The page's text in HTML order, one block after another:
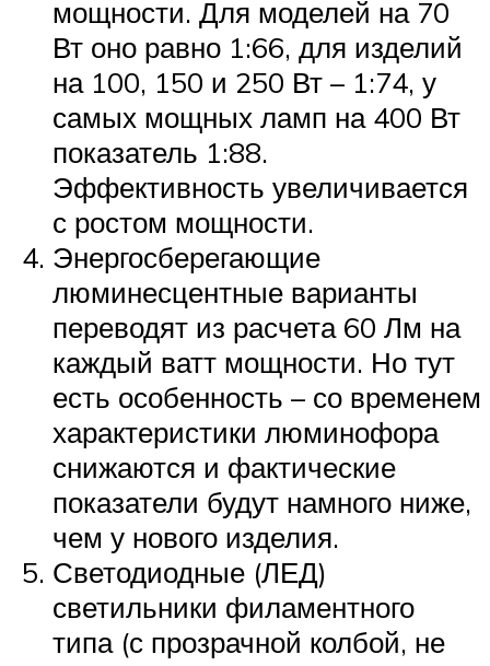
мощности. Для моделей на 70
Вт оно равно 1:66, для изделий
на 100, 150 и 250 Вт – 1:74, у
самых мощных ламп на 400 Вт
показатель 1:88.
Эффективность увеличивается
с ростом мощности.
Энергосберегающие
люминесцентные варианты
переводят из расчета 60 Лм на
каждый ватт мощности. Но тут
есть особенность – со временем
характеристики люминофора
снижаются и фактические
показатели будут намного ниже,
чем у нового изделия.
Светодиодные (ЛЕД)
светильники филаментного
типа (с прозрачной колбой, не